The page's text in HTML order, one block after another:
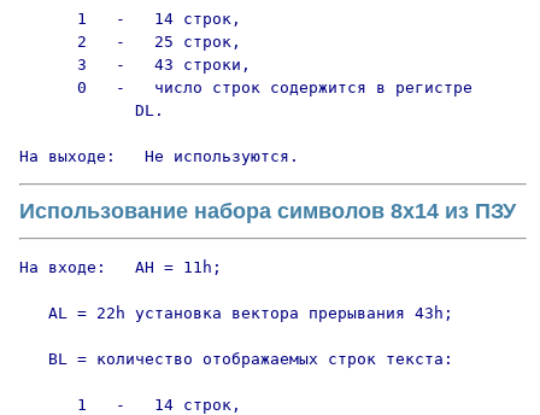
      1   -   14 строк,
      2   -   25 строк,
      3   -   43 строки,
      0   -   число строк содержится в регистре
            DL.
На выходе:   Не используются.
Использование набора символов 8х14 из ПЗУ
На входе:   AH = 11h;
   AL = 22h установка вектора прерывания 43h;
   BL = количество отображаемых строк текста:
      1   -   14 строк,